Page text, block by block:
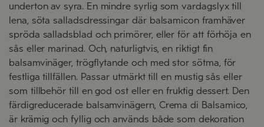
underton av syra. En mindre syrlig som vardagslyx till
lena, söta salladsdressingar där balsamicon framhäver
spröda salladsblad och primörer, eller för att förhöja en
sås eller marinad. Och, naturligtvis, en riktigt fin
balsamvinäger, trögflytande och med stor sötma, för
festliga tillfällen. Passar utmärkt till en mustig sås eller
som tillbehör till en god ost eller en fruktig dessert. Den
färdigreducerade balsamvinägern, Crema di Balsamico,
är krämig och fyllig och används både som dekoration